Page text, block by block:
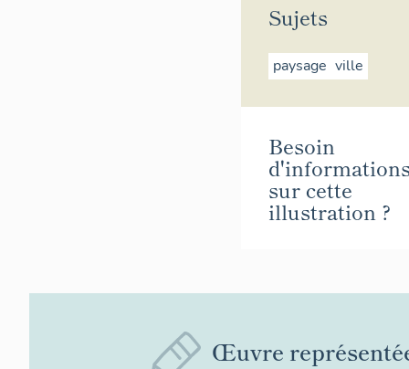
Sujets
paysage ville
Besoin
sur cette
illustration ?
Œuvre